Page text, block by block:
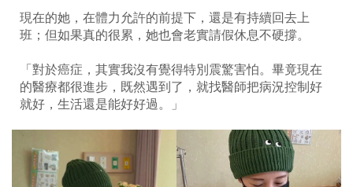
現在的她，在體力允許的前提下，還是有持續回去上
班；但如果真的很累，她也會老實請假休息不硬撐。
「對於癌症，其實我沒有覺得特別震驚害怕。畢竟現在
的醫療都很進步，既然遇到了，就找醫師把病況控制好
就好，生活還是能好好過。」